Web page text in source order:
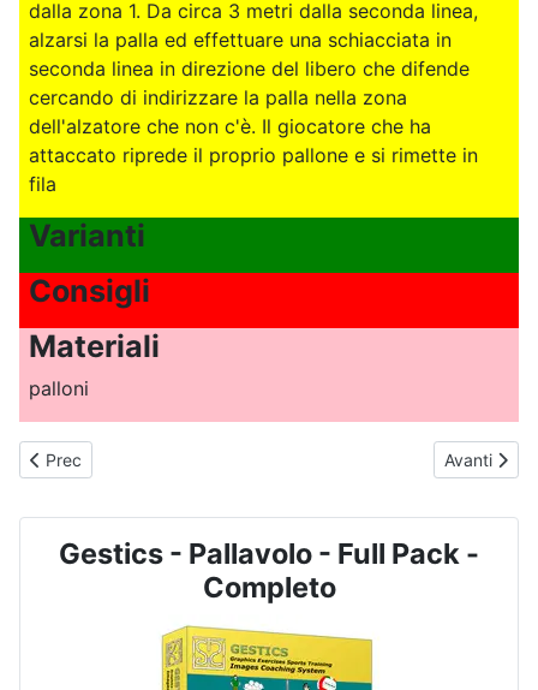
dalla zona 1. Da circa 3 metri dalla seconda linea,
alzarsi la palla ed effettuare una schiacciata in
seconda linea in direzione del libero che difende
cercando di indirizzare la palla nella zona
dell'alzatore che non c'è. Il giocatore che ha
attaccato riprede il proprio pallone e si rimette in
fila
Varianti
Consigli
Materiali
palloni
Articolo precedente: PALLAVOLO - N. 2011 - Attacco efficace
Prec Articolo
Avanti
Gestics - Pallavolo - Full Pack -
Completo